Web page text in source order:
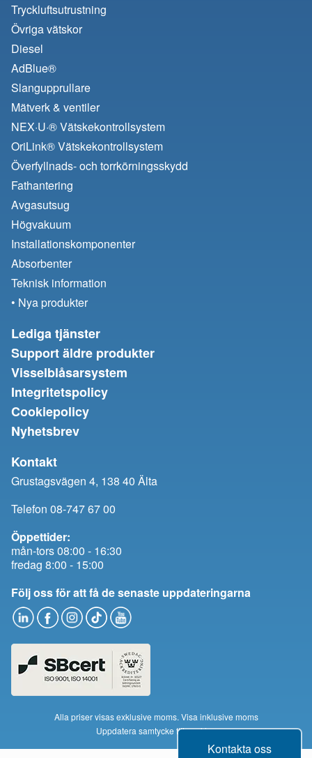
Kontakta oss
Tryckluftsutrustning
Övriga vätskor
Diesel
AdBlue®
Slangupprullare
Mätverk & ventiler
NEX·U·® Vätskekontrollsystem
OriLink® Vätskekontrollsystem
Överfyllnads- och torrkörningsskydd
Fathantering
Avgasutsug
Högvakuum
Installationskomponenter
Absorbenter
Teknisk information
• Nya produkter
Lediga tjänster
Support äldre produkter
Visselblåsarsystem
Integritetspolicy
Cookiepolicy
Nyhetsbrev
Kontakt
Grustagsvägen 4, 138 40 Älta
Telefon 08-747 67 00
Öppettider:
mån-tors 08:00 - 16:30
fredag 8:00 - 15:00
Följ oss för att få de senaste uppdateringarna
Alla priser visas exklusive moms. Visa inklusive moms
Uppdatera samtycke till cookies